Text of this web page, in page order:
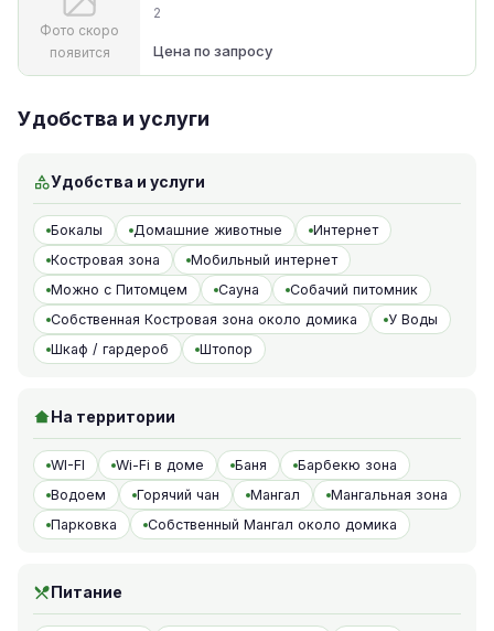
Фото скоро
появится
2
Цена по запросу
Удобства и услуги
Удобства и услуги
Бокалы Домашние животные
Интернет
Костровая зона
Мобильный интернет
Можно с Питомцем
Сауна
Собачий питомник
Собственная Костровая зона около домика
У Воды
Шкаф / гардероб
Штопор
На территории
WI-FI Wi-Fi в доме Баня
Барбекю зона
Водоем
Горячий чан Мангал
Мангальная зона
Парковка
Собственный Мангал около домика
Питание